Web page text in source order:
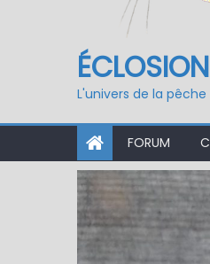
L'univers de la
FORUM